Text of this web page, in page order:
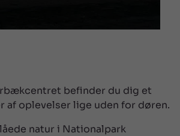
befinder du dig et
af oplevelser lige uden for døren.
natur i Nationalpark